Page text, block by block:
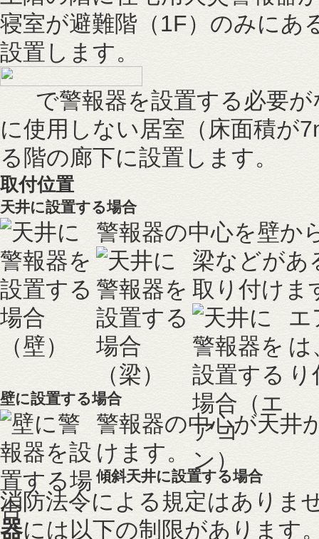
寝室が避難階（1F）のみにあ
設置します。
で警報器を設置する必要
に使用しない居室（床面積が
る階の廊下に設置します。
取付位置
天井に設置する場合
警報器の中心を壁か
梁などがあ
取り付けま
エ
は
壁に設置する場合
警報器の中心が天井
けます。
傾斜天井に設置する場合
消防法令による規定はありま
器には以下の制限があります